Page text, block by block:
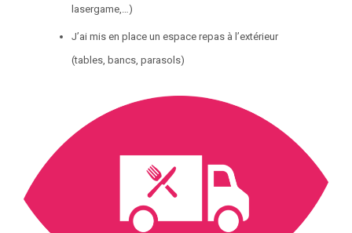
lasergame,…)
J’ai mis en place un espace repas à l’extérieur
(tables, bancs, parasols)